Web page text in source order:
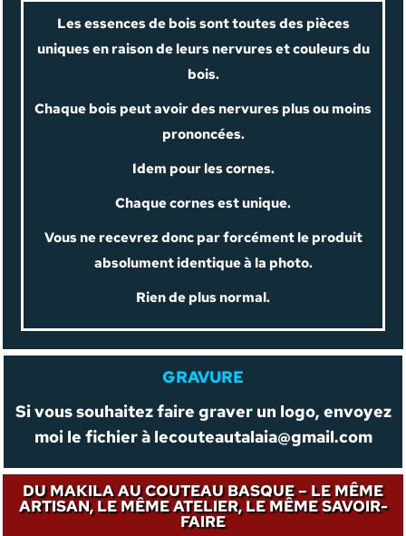
Les essences de bois sont toutes des pièces
uniques en raison de leurs nervures et couleurs du
bois.
Chaque bois peut avoir des nervures plus ou moins
prononcées.
Idem pour les cornes.
Chaque cornes est unique.
Vous ne recevrez donc par forcément le produit
absolument identique à la photo.
Rien de plus normal.
GRAVURE
Si vous souhaitez faire graver un logo, envoyez
moi le fichier à lecouteautalaia@gmail.com
DU MAKILA AU COUTEAU BASQUE – LE MÊME
ARTISAN, LE MÊME ATELIER, LE MÊME SAVOIR-
FAIRE